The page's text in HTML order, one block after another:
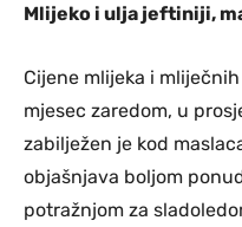
Mlijeko i ulja jeftiniji,
Cijene mlijeka i
mjesec zaredom, u
zabilježen je kod
objašnjava boljom
potražnjom za